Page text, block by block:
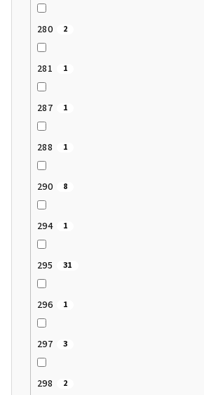
280 2
281 1
287 1
288 1
290 8
294 1
295 31
296 1
297 3
298 2